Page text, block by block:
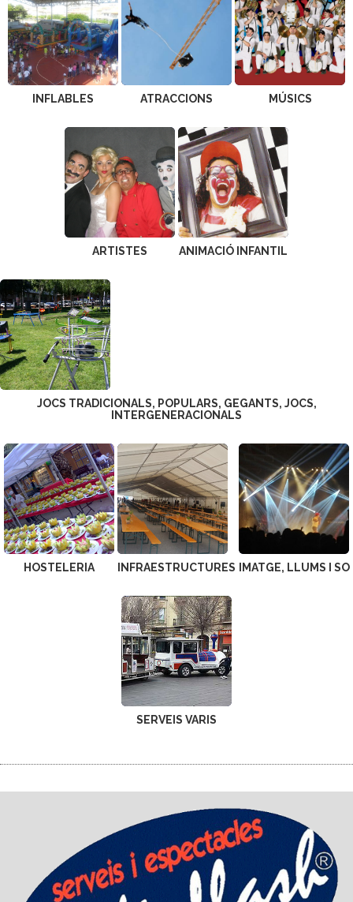
INFLABLES ATRACCIONS MÚSICS
ARTISTES ANIMACIÓ INFANTIL
JOCS TRADICIONALS, POPULARS, GEGANTS, JOCS,
INTERGENERACIONALS
HOSTELERIA INFRAESTRUCTURES IMATGE, LLUMS I SO
SERVEIS VARIS